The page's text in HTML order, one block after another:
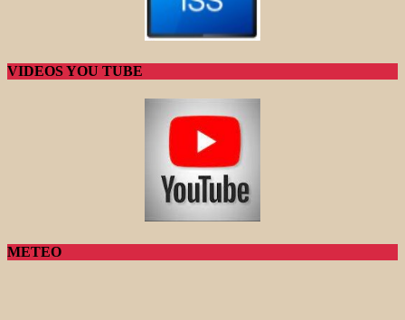
VIDEOS YOU TUBE
METEO